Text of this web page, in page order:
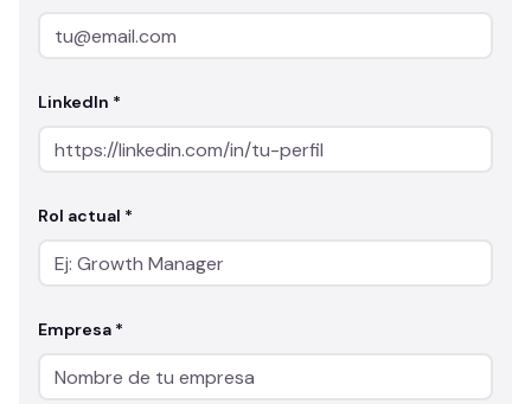
LinkedIn *
Rol actual *
Empresa *